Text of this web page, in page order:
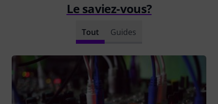
Le saviez-vous?
Tout Guides